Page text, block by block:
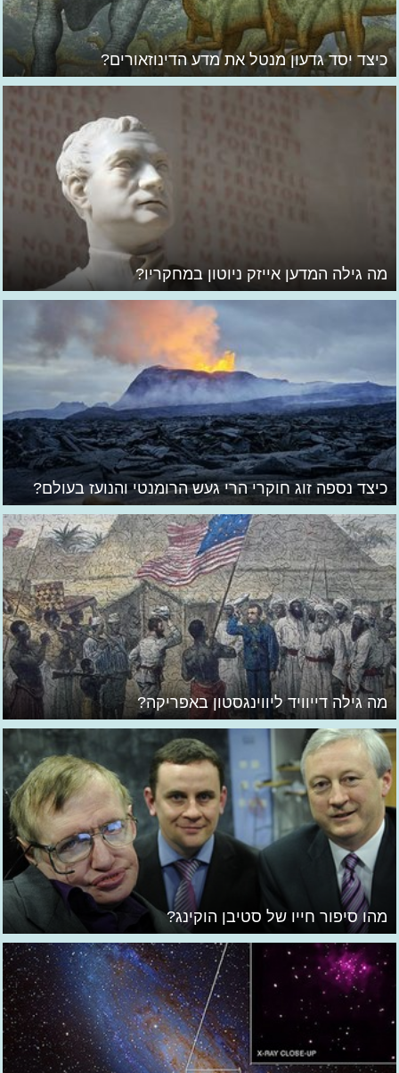
כיצד יסד גדעון מנטל את מדע הדינוזאורים?
מה גילה המדען אייזק ניוטון במחקריו?
כיצד נספה זוג חוקרי הרי געש הרומנטי והנועז בעולם?
מה גילה דייוויד ליווינגסטון באפריקה?
מהו סיפור חייו של סטיבן הוקינג?